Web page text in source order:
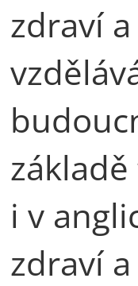
zdraví
i v
zdraví